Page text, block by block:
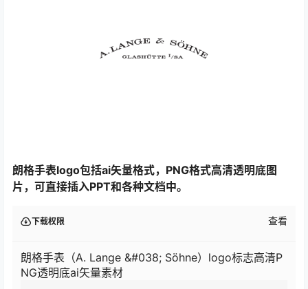
朗格手表logo包括ai矢量格式，PNG格式高清透明底图
片，可直接插入PPT和各种文档中。
下载权限 查看
朗格手表（A. Lange &#038; Söhne）logo标志高清P
NG透明底ai矢量素材